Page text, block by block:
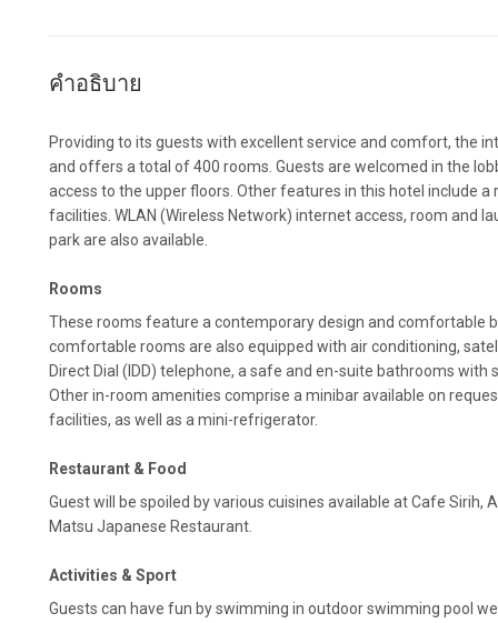
คำอธิบาย
Providing to its guests with excellent service and comfort, the
and offers a total of 400 rooms. Guests are welcomed in the
access to the upper floors. Other features in this hotel include
facilities. WLAN (Wireless Network) internet access, room and
park are also available.
Rooms
These rooms feature a contemporary design and comfortable
comfortable rooms are also equipped with air conditioning,
Direct Dial (IDD) telephone, a safe and en-suite bathrooms with
Other in-room amenities comprise a minibar available on
facilities, as well as a mini-refrigerator.
Restaurant & Food
Guest will be spoiled by various cuisines available at Cafe Sirih,
Matsu Japanese Restaurant.
Activities & Sport
Guests can have fun by swimming in outdoor swimming pool